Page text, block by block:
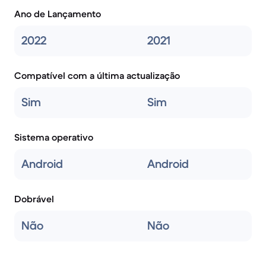
Ano de Lançamento
2022 2021
Compatível com a última actualização
Sim Sim
Sistema operativo
Android Android
Dobrável
Não Não